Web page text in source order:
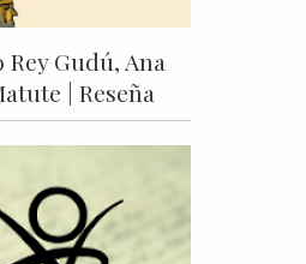
Gudú, Ana
| Reseña